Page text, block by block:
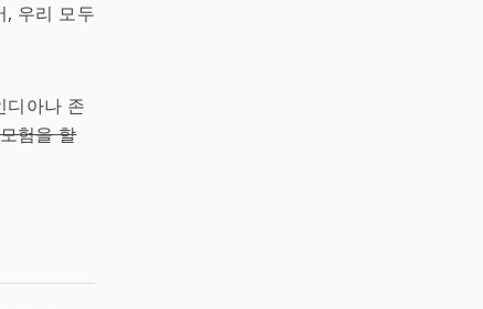
, 우리 모두
디아나 존
험을 할